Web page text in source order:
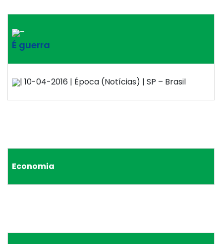
–
É guerra
| 10-04-2016 | Época (Notícias) | SP – Brasil
Economia